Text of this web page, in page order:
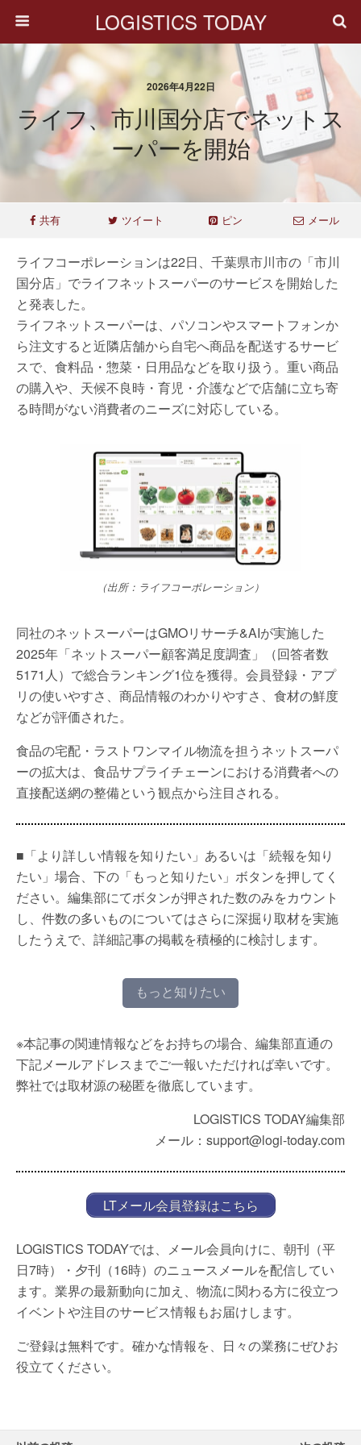
LOGISTICS TODAY
2026年4月22日
ライフ、市川国分店でネットス
ーパーを開始
共有 ツイート ピン メール
ライフコーポレーションは22日、千葉県市川市の「市川
国分店」でライフネットスーパーのサービスを開始した
と発表した。
ライフネットスーパーは、パソコンやスマートフォンか
ら注文すると近隣店舗から自宅へ商品を配送するサービ
スで、食料品・惣菜・日用品などを取り扱う。重い商品
の購入や、天候不良時・育児・介護などで店舗に立ち寄
る時間がない消費者のニーズに対応している。
（出所：ライフコーポレーション）
同社のネットスーパーはGMOリサーチ&AIが実施した
2025年「ネットスーパー顧客満足度調査」（回答者数
5171人）で総合ランキング1位を獲得。会員登録・アプ
リの使いやすさ、商品情報のわかりやすさ、食材の鮮度
などが評価された。
食品の宅配・ラストワンマイル物流を担うネットスーパ
ーの拡大は、食品サプライチェーンにおける消費者への
直接配送網の整備という観点から注目される。
■「より詳しい情報を知りたい」あるいは「続報を知り
たい」場合、下の「もっと知りたい」ボタンを押してく
ださい。編集部にてボタンが押された数のみをカウント
し、件数の多いものについてはさらに深掘り取材を実施
したうえで、詳細記事の掲載を積極的に検討します。
もっと知りたい
※本記事の関連情報などをお持ちの場合、編集部直通の
下記メールアドレスまでご一報いただければ幸いです。
弊社では取材源の秘匿を徹底しています。
LOGISTICS TODAY編集部
メール：support@logi-today.com
LTメール会員登録はこちら
LOGISTICS TODAYでは、メール会員向けに、朝刊（平
日7時）・夕刊（16時）のニュースメールを配信してい
ます。業界の最新動向に加え、物流に関わる方に役立つ
イベントや注目のサービス情報もお届けします。
ご登録は無料です。確かな情報を、日々の業務にぜひお
役立てください。